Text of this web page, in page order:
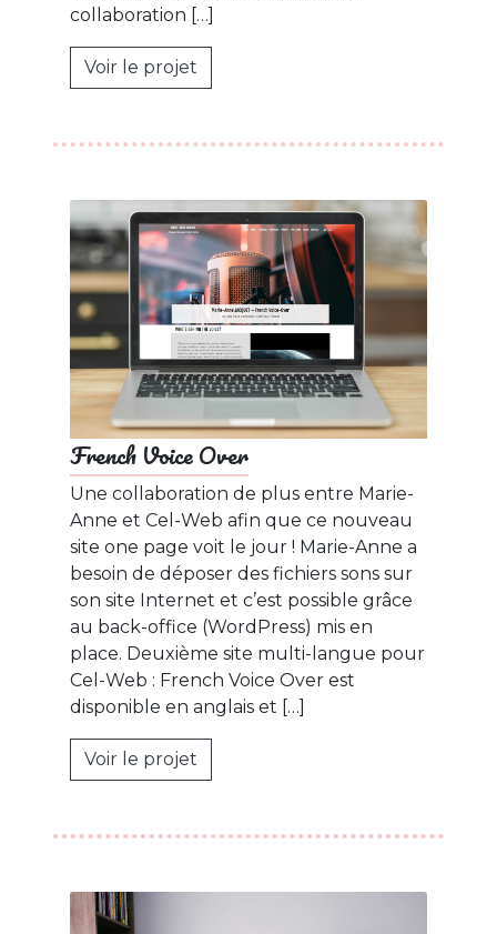
collaboration […]
Voir le projet
French Voice Over
Une collaboration de plus entre Marie-
Anne et Cel-Web afin que ce nouveau
site one page voit le jour ! Marie-Anne a
besoin de déposer des fichiers sons sur
son site Internet et c’est possible grâce
au back-office (WordPress) mis en
place. Deuxième site multi-langue pour
Cel-Web : French Voice Over est
disponible en anglais et […]
Voir le projet